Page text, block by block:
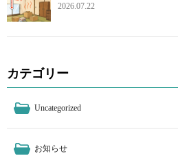
2026.07.22
カテゴリー
Uncategorized
お知らせ